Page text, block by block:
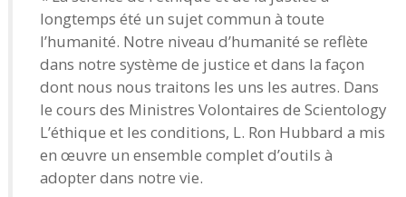
longtemps été un sujet commun à toute
l’humanité. Notre niveau d’humanité se reflète
dans notre système de justice et dans la façon
dont nous nous traitons les uns les autres. Dans
le cours des Ministres Volontaires de Scientology
L’éthique et les conditions, L. Ron Hubbard a mis
en œuvre un ensemble complet d’outils à
adopter dans notre vie.